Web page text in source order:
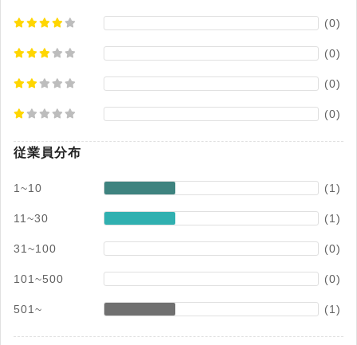
(0)
(0)
(0)
(0)
従業員分布
1~10 (1)
11~30 (1)
31~100 (0)
101~500 (0)
501~ (1)